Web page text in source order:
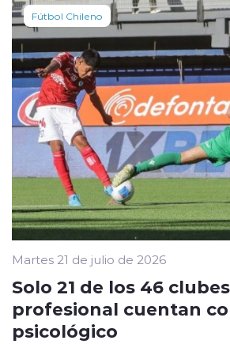
Fútbol Chileno
Martes 21 de julio de 2026
Solo 21 de los 46
profesional cuentan
psicológico